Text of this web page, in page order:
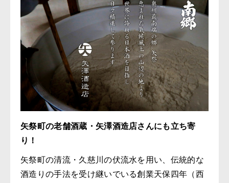
矢祭町の老舗酒蔵・矢澤酒造店さんにも立ち寄
り！
矢祭町の清流・久慈川の伏流水を用い、伝統的な
酒造りの手法を受け継いでいる創業天保四年（西